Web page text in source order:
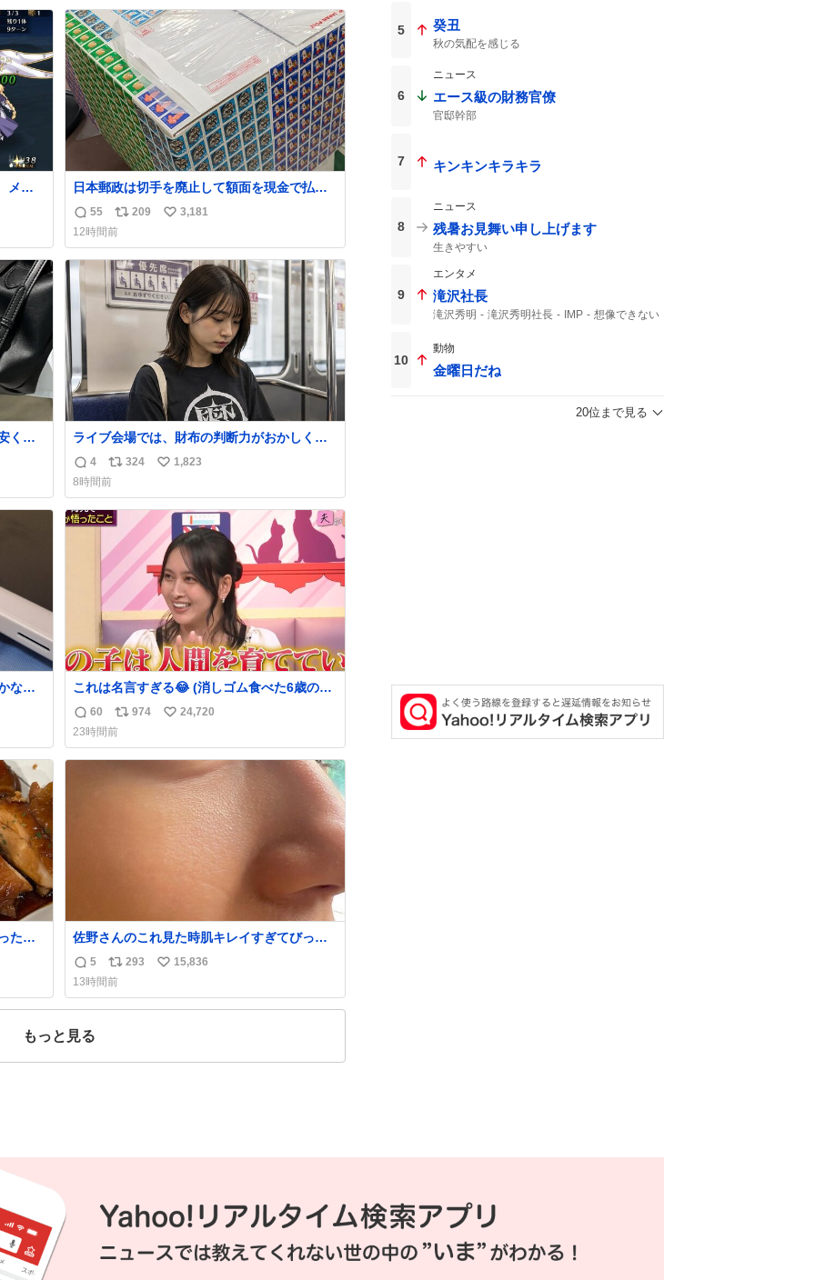
数
ス
ト
数
ね
数
メッ
日本郵政は切手を廃止して額面を現金で払い
戻せ2026 #日本郵政 @JapanPostHD_PR
返
信
数
55
リ
ポ
ス
ト
数
209
い
ね
数
3,181
12時間前
くな
ー
でコ
ライブ会場では、財布の判断力がおかしくな
る。
返
信
数
4
リ
ポ
ス
ト
数
324
い
ね
数
1,823
8時間前
なか
から
いで
も謝
てし
味に
。
これは名言すぎる😂 (消しゴム食べた6歳の弟
を思い出しながら)
返
信
数
60
リ
ポ
ス
ト
974
い
ね
数
24,720
23時間前
たら
れて
佐野さんのこれ見た時肌キレイすぎてびっく
りしたし、やはりアイドルって体型･肌管理す
ごすぎる
返
信
数
5
リ
ポ
ス
293
い
ね
15,836
13時間前
もっと見る
5 癸丑
秋の気配を感じる
6
ニュース
エース級の財務官僚
官邸幹部
7 キンキンキラキラ
8
ニュース
残暑お見舞い申し上げます
生きやすい
9
エンタメ
滝沢社長
滝沢秀明 滝沢秀明社長 IMP 想像できない
10
動物
金曜日だね
20位まで見る